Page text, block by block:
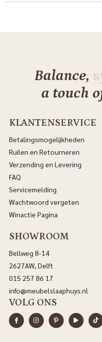
Balance,
a touch
KLANTENSERVICE
Betalingsmogelijkheden
Ruilen en Retourneren
Verzending en Levering
FAQ
Servicemelding
Wachtwoord vergeten
Winactie Pagina
SHOWROOM
Bellweg 8-14
2627AW, Delft
015 257 86 17
info@meubelslaaphuys.nl
VOLG ONS